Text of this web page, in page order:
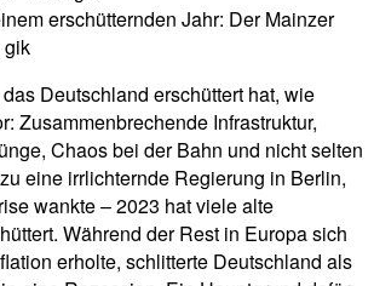
erschütternden Jahr: Der Mainzer
gik
Deutschland erschüttert hat, wie
Zusammenbrechende Infrastruktur,
Chaos bei der Bahn und nicht selten
eine irrlichternde Regierung in Berlin,
wankte – 2023 hat viele alte
Während der Rest in Europa sich
erholte, schlitterte Deutschland als